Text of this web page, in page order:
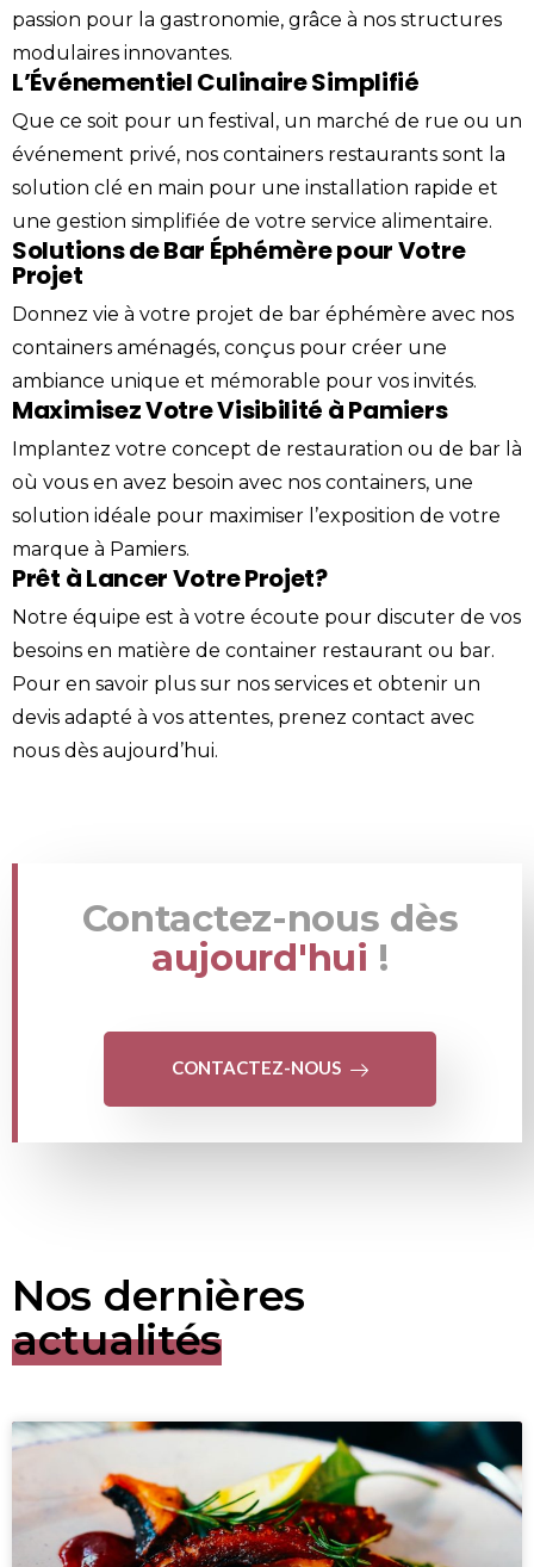
passion pour la gastronomie, grâce à nos structures
modulaires innovantes.
L’Événementiel Culinaire Simplifié
Que ce soit pour un festival, un marché de rue ou un
événement privé, nos containers restaurants sont la
solution clé en main pour une installation rapide et
une gestion simplifiée de votre service alimentaire.
Solutions de Bar Éphémère pour Votre
Projet
Donnez vie à votre projet de bar éphémère avec nos
containers aménagés, conçus pour créer une
ambiance unique et mémorable pour vos invités.
Maximisez Votre Visibilité à Pamiers
Implantez votre concept de restauration ou de bar là
où vous en avez besoin avec nos containers, une
solution idéale pour maximiser l’exposition de votre
marque à Pamiers.
Prêt à Lancer Votre Projet?
Notre équipe est à votre écoute pour discuter de vos
besoins en matière de container restaurant ou bar.
Pour en savoir plus sur nos services et obtenir un
devis adapté à vos attentes, prenez contact avec
nous dès aujourd’hui.
Contactez-nous dès
aujourd'hui !
CONTACTEZ-NOUS
Nos dernières
actualités